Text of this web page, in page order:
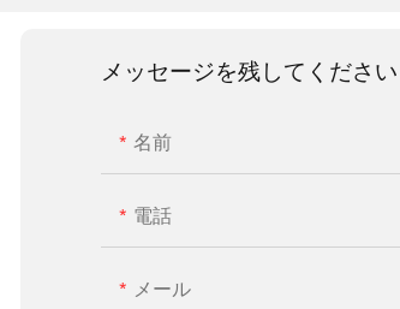
メッセージを残してください
名前
電話
メール